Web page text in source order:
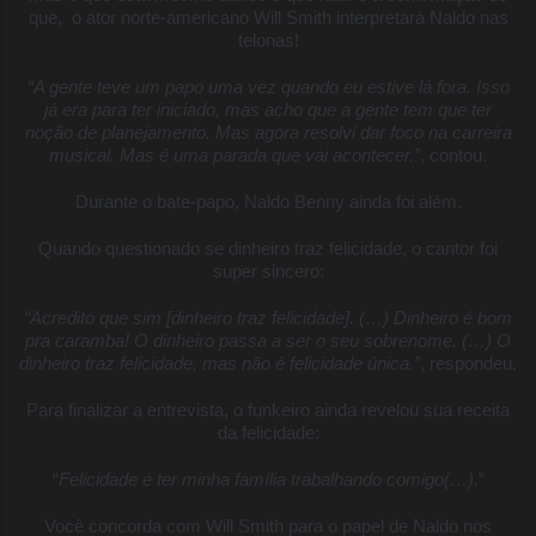
que, o ator norte-americano Will Smith interpretará Naldo nas
telonas!
“A gente teve um papo uma vez quando eu estive lá fora. Isso
já era para ter iniciado, mas acho que a gente tem que ter
noção de planejamento. Mas agora resolvi dar foco na carreira
musical. Mas é uma parada que vai acontecer.” , contou.
Durante o bate-papo, Naldo Benny ainda foi além.
Quando questionado se dinheiro traz felicidade, o cantor foi
super sincero:
“Acredito que sim [dinheiro traz felicidade]. (…) Dinheiro é bom
pra caramba! O dinheiro passa a ser o seu sobrenome. (…) O
dinheiro traz felicidade, mas não é felicidade única.” , respondeu.
Para finalizar a entrevista, o funkeiro ainda revelou sua receita
da felicidade:
“Felicidade é ter minha família trabalhando comigo(…).”
Você concorda com Will Smith para o papel de Naldo nos